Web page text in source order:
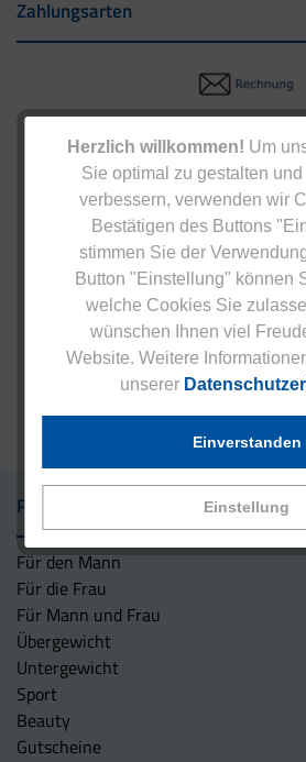
Herzlich willkommen! Um
Sie optimal zu gestalten
verbessern, verwenden wir
Bestätigen des Buttons
stimmen Sie der
Button "Einstellung" können
welche Cookies Sie
wünschen Ihnen viel
Website. Weitere
unserer
Einstellung
Einverstanden
Zahlungsarten
Präparate
Für den Mann
Für die Frau
Für Mann und Frau
Übergewicht
Untergewicht
Sport
Beauty
Gutscheine